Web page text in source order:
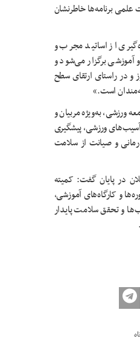
علمی برنامه‌ها خاطرنشان
از اساتید مجرب و
برگزار می‌شود و
و در راستای ارتقای سطح
است.»
ورزشی، به‌ویژه مربیان و
ورزشی، پیشگیری
و صیانت از سلامت
در پایان گفت: کمیته
و کارگاه‌های آموزشی،
و تحقق سلامت پایدار